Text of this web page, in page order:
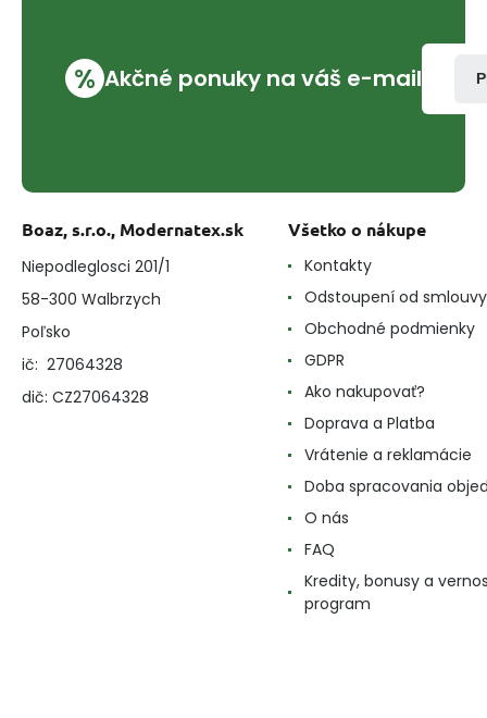
% Akčné ponuky na váš e-mail
Boaz, s.r.o., Modernatex.sk
Niepodleglosci 201/1
58-300 Walbrzych
Poľsko
ič: 27064328
dič: CZ27064328
Všetko o nákupe
Kontakty
Odstoupení od smlouvy
Obchodné podmienky
GDPR
Ako nakupovať?
Doprava a Platba
Vrátenie a reklamácie
Doba spracovania
O nás
FAQ
Kredity, bonusy a
program